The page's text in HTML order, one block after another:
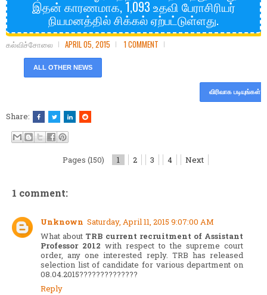
இதன் காரணமாக, 1,093 உதவி பேராசிரியர்
நியமனத்தில் சிக்கல் ஏற்பட்டுள்ளது.
கல்விச்சோலை APRIL 05, 2015 1 COMMENT
ALL OTHER NEWS
விரிவாக படியுங்கள்
Share:
Pages (150) 1 2 3 4 Next
1 comment:
Unknown Saturday, April 11, 2015 9:07:00 AM
What about TRB current recruitment of Assistant
Professor 2012 with respect to the supreme court
order, any one interested reply. TRB has released
selection list of candidate for various department on
08.04.2015??????????????
Reply